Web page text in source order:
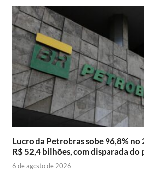
Lucro da Petrobras sobe 96,8% no
R$ 52,4 bilhões, com disparada
6 de agosto de 2026